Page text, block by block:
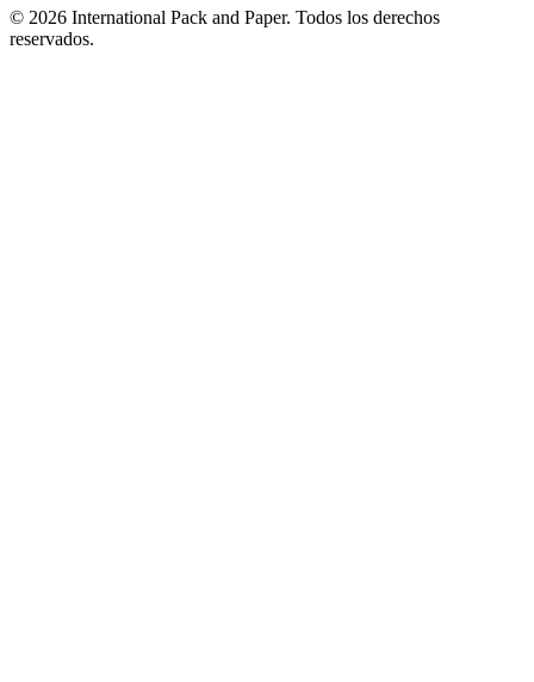
© 2026 International Pack and Paper. Todos los derechos
reservados.